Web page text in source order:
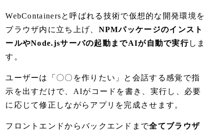
WebContainersと呼ばれる技術で仮想的な開発環境を
ブラウザ内に立ち上げ、 NPMパッケージのインスト
ールやNode.jsサーバの起動までAIが自動で実行しま
す。
ユーザーは「〇〇を作りたい」と会話する感覚で指
示を出すだけで、AIがコードを書き、実行し、必要
に応じて修正しながらアプリを完成させます。
フロントエンドからバックエンドまで全てブラウザ